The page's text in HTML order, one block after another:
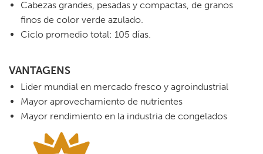
Cabezas grandes, pesadas y compactas, de granos
finos de color verde azulado.
Ciclo promedio total: 105 días.
VANTAGENS
Lider mundial en mercado fresco y agroindustrial
Mayor aprovechamiento de nutrientes
Mayor rendimiento en la industria de congelados